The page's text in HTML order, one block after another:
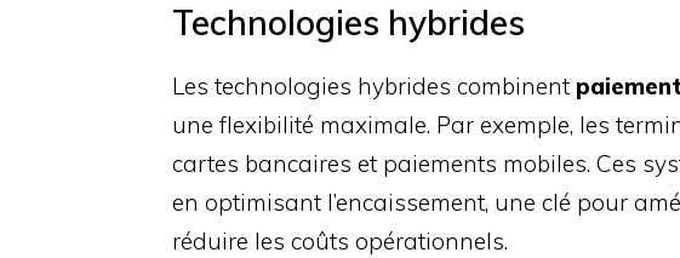
Technologies hybrides
Les technologies hybrides combinent
une flexibilité maximale. Par exemple, les
cartes bancaires et paiements mobiles. Ces
en optimisant l’encaissement, une clé pour
réduire les coûts opérationnels.